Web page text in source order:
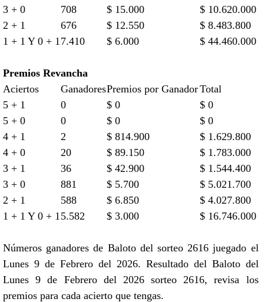
3 + 0
708 $ 15.000
$ 10.620.000
2 + 1
676 $ 12.550
$ 8.483.800
1 + 1 Y 0 + 1 7.410 $ 6.000 $ 44.460.000
Premios Revancha
Aciertos
GanadoresPremios por GanadorTotal
5 + 1
0 $ 0
$ 0
5 + 0
0 $ 0
$ 0
4 + 1
2 $ 814.900
$ 1.629.800
4 + 0
20 $ 89.150
$ 1.783.000
3 + 1
36 $ 42.900
$ 1.544.400
3 + 0
881 $ 5.700
$ 5.021.700
2 + 1
588 $ 6.850
$ 4.027.800
1 + 1 Y 0 + 1 5.582 $ 3.000 $ 16.746.000
Números ganadores de Baloto del sorteo 2616 juegado el
Lunes 9 de Febrero del 2026. Resultado del Baloto del
Lunes 9 de Febrero del 2026 sorteo 2616, revisa los
premios para cada acierto que tengas.